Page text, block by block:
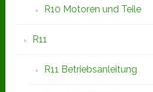
R10 Motoren und Teile
R11
R11 Betriebsanleitung